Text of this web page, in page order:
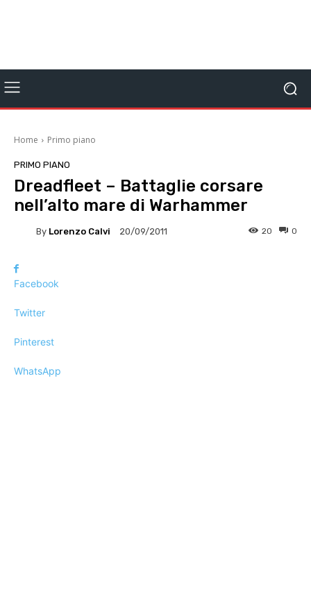
Home Primo piano
PRIMO PIANO
Dreadfleet – Battaglie corsare
nell’alto mare di Warhammer
By Lorenzo Calvi 20/09/2011 0
20
Facebook
Twitter
Pinterest
WhatsApp